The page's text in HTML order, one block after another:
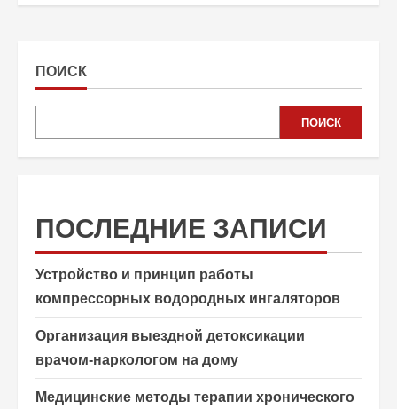
ПОИСК
ПОИСК
ПОСЛЕДНИЕ ЗАПИСИ
Устройство и принцип работы
компрессорных водородных ингаляторов
Организация выездной детоксикации
врачом-наркологом на дому
Медицинские методы терапии хронического